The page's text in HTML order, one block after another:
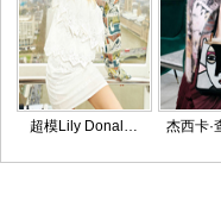
超模Lily Donal… 杰西卡